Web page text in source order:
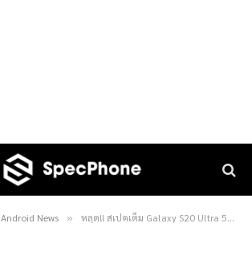
Android News » หลุด!! สเปคเต็ม Galaxy S20 Ultra 5G RAM 16GB กล้อง 108MP แบต 5,000 mAh